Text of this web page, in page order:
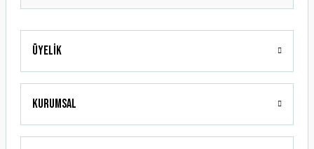
Gönder
Üyelik
Kurumsal